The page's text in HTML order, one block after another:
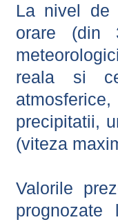
La nivel de
orare (din
reala si
precipitatii,
(viteza
Valorile